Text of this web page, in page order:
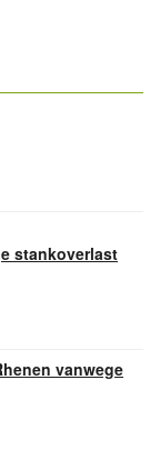
stankoverlast
vanwege